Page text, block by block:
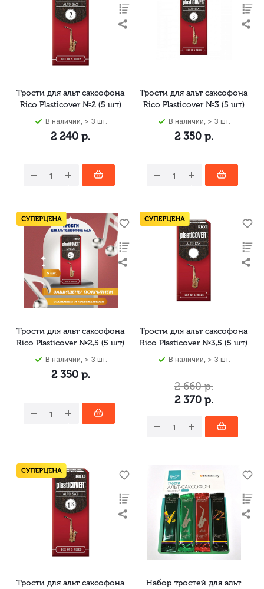
Трости для альт саксофона
Rico Plasticover №2 (5 шт)
В наличии, > 3 шт.
2 240 р.
Трости для альт саксофона
Rico Plasticover №3 (5 шт)
В наличии, > 3 шт.
2 350р.
Трости для альт саксофона
Rico Plasticover №2,5 (5 шт)
В наличии, > 3 шт.
2 350р.
Трости для альт саксофона
Rico Plasticover №3,5 (5 шт)
В наличии, > 3 шт.
2 370р.
2 660р.
Трости для альт саксофона
Набор тростей для альт